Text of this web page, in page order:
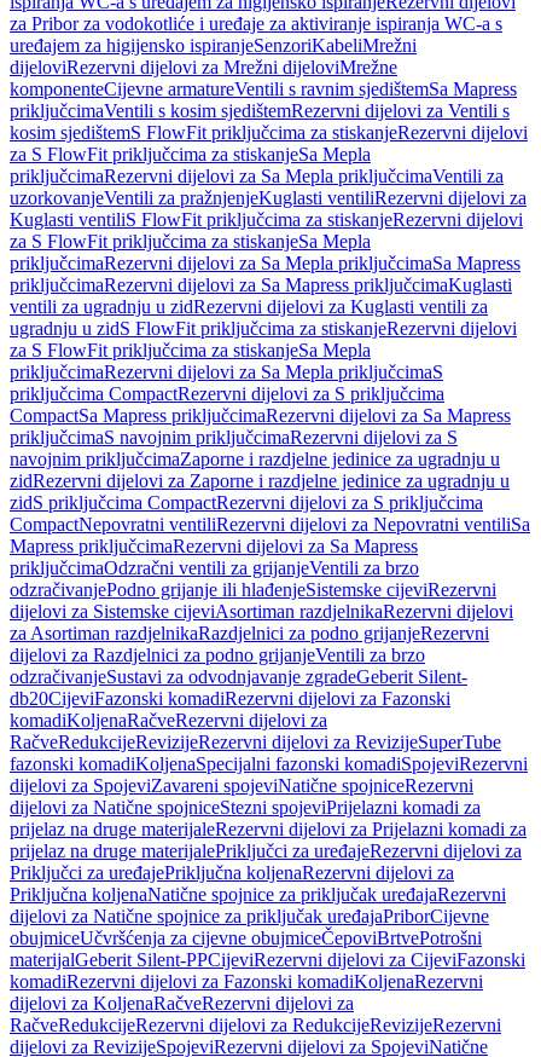
za Pribor za vodokotliće i uređaje za aktiviranje ispiranja WC-a s
uređajem za higijensko ispiranjeSenzoriKabeliMrežni
dijeloviRezervni dijelovi za Mrežni dijeloviMrežne
komponenteCijevne armatureVentili s ravnim sjedištemSa Mapress
priključcimaVentili s kosim sjedištemRezervni dijelovi za Ventili s
kosim sjedištemS FlowFit priključcima za stiskanjeRezervni dijelovi
za S FlowFit priključcima za stiskanjeSa Mepla
priključcimaRezervni dijelovi za Sa Mepla priključcimaVentili za
uzorkovanjeVentili za pražnjenjeKuglasti ventiliRezervni dijelovi za
Kuglasti ventiliS FlowFit priključcima za stiskanjeRezervni dijelovi
za S FlowFit priključcima za stiskanjeSa Mepla
priključcimaRezervni dijelovi za Sa Mepla priključcimaSa Mapress
priključcimaRezervni dijelovi za Sa Mapress priključcimaKuglasti
ventili za ugradnju u zidRezervni dijelovi za Kuglasti ventili za
ugradnju u zidS FlowFit priključcima za stiskanjeRezervni dijelovi
za S FlowFit priključcima za stiskanjeSa Mepla
priključcimaRezervni dijelovi za Sa Mepla priključcimaS
priključcima CompactRezervni dijelovi za S priključcima
CompactSa Mapress priključcimaRezervni dijelovi za Sa Mapress
priključcimaS navojnim priključcimaRezervni dijelovi za S
navojnim priključcimaZaporne i razdjelne jedinice za ugradnju u
zidRezervni dijelovi za Zaporne i razdjelne jedinice za ugradnju u
zidS priključcima CompactRezervni dijelovi za S priključcima
CompactNepovratni ventiliRezervni dijelovi za Nepovratni ventiliSa
Mapress priključcimaRezervni dijelovi za Sa Mapress
priključcimaOdzračni ventili za grijanjeVentili za brzo
odzračivanjePodno grijanje ili hlađenjeSistemske cijeviRezervni
dijelovi za Sistemske cijeviAsortiman razdjelnikaRezervni dijelovi
za Asortiman razdjelnikaRazdjelnici za podno grijanjeRezervni
dijelovi za Razdjelnici za podno grijanjeVentili za brzo
odzračivanjeSustavi za odvodnjavanje zgradeGeberit Silent-
db20CijeviFazonski komadiRezervni dijelovi za Fazonski
komadiKoljenaRačveRezervni dijelovi za
RačveRedukcijeRevizijeRezervni dijelovi za RevizijeSuperTube
fazonski komadiKoljenaSpecijalni fazonski komadiSpojeviRezervni
dijelovi za SpojeviZavareni spojeviNatične spojniceRezervni
dijelovi za Natične spojniceStezni spojeviPrijelazni komadi za
prijelaz na druge materijaleRezervni dijelovi za Prijelazni komadi za
prijelaz na druge materijalePriključci za uređajeRezervni dijelovi za
Priključci za uređajePriključna koljenaRezervni dijelovi za
Priključna koljenaNatične spojnice za priključak uređajaRezervni
dijelovi za Natične spojnice za priključak uređajaPriborCijevne
obujmiceUčvršćenja za cijevne obujmiceČepoviBrtvePotrošni
materijalGeberit Silent-PPCijeviRezervni dijelovi za CijeviFazonski
komadiRezervni dijelovi za Fazonski komadiKoljenaRezervni
dijelovi za KoljenaRačveRezervni dijelovi za
RačveRedukcijeRezervni dijelovi za RedukcijeRevizijeRezervni
dijelovi za RevizijeSpojeviRezervni dijelovi za SpojeviNatične